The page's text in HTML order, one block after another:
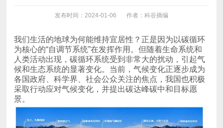
发布时间：2024-01-06 作者：科谷摘编
景。